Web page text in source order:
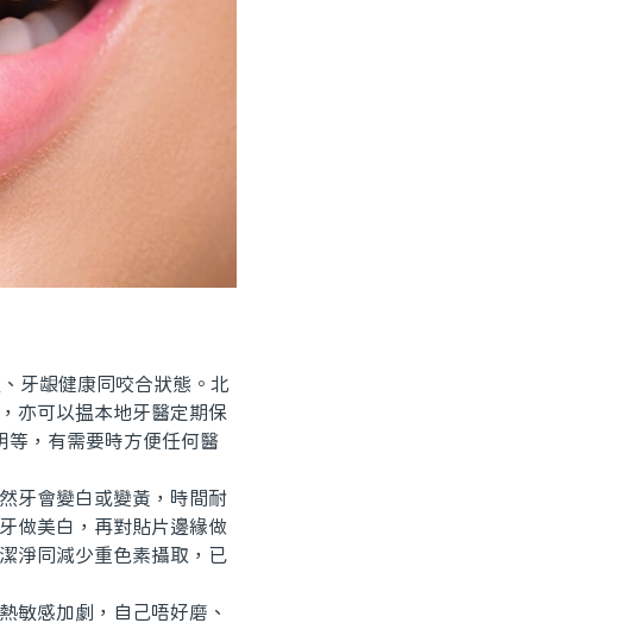
牙龈健康同咬合狀態。北
亦可以揾本地牙醫定期保
等，有需要時方便任何醫
牙會變白或變黃，時間耐
做美白，再對貼片邊緣做
淨同減少重色素攝取，已
感加劇，自己唔好磨、